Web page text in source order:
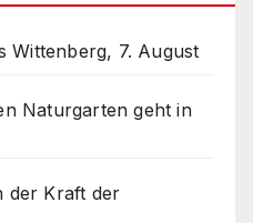
Wittenberg, 7. August
Naturgarten geht in
der Kraft der